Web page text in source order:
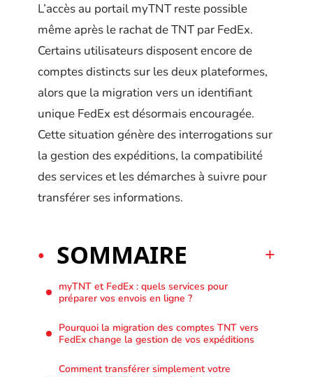
L’accès au portail myTNT reste possible
même après le rachat de TNT par FedEx.
Certains utilisateurs disposent encore de
comptes distincts sur les deux plateformes,
alors que la migration vers un identifiant
unique FedEx est désormais encouragée.
Cette situation génère des interrogations sur
la gestion des expéditions, la compatibilité
des services et les démarches à suivre pour
transférer ses informations.
SOMMAIRE
myTNT et FedEx : quels services pour
préparer vos envois en ligne ?
Pourquoi la migration des comptes TNT vers
FedEx change la gestion de vos expéditions
Comment transférer simplement votre